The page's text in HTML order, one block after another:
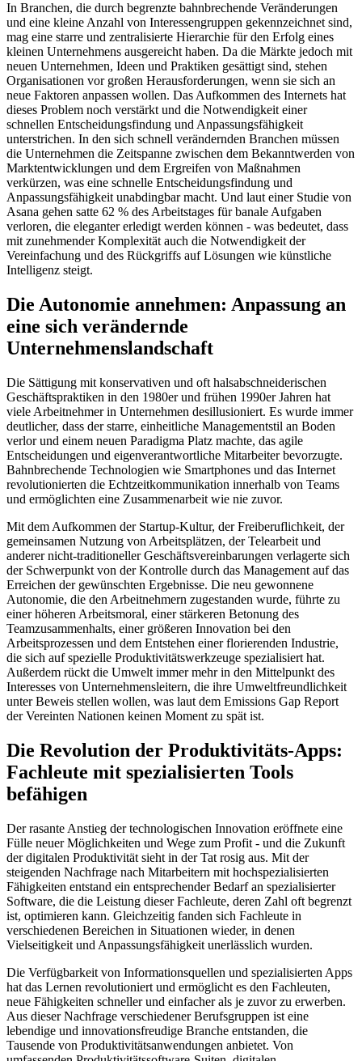
In Branchen, die durch begrenzte bahnbrechende Veränderungen
und eine kleine Anzahl von Interessengruppen gekennzeichnet sind,
mag eine starre und zentralisierte Hierarchie für den Erfolg eines
kleinen Unternehmens ausgereicht haben. Da die Märkte jedoch mit
neuen Unternehmen, Ideen und Praktiken gesättigt sind, stehen
Organisationen vor großen Herausforderungen, wenn sie sich an
neue Faktoren anpassen wollen. Das Aufkommen des Internets hat
dieses Problem noch verstärkt und die Notwendigkeit einer
schnellen Entscheidungsfindung und Anpassungsfähigkeit
unterstrichen. In den sich schnell verändernden Branchen müssen
die Unternehmen die Zeitspanne zwischen dem Bekanntwerden von
Marktentwicklungen und dem Ergreifen von Maßnahmen
verkürzen, was eine schnelle Entscheidungsfindung und
Anpassungsfähigkeit unabdingbar macht. Und laut einer Studie von
Asana gehen satte 62 % des Arbeitstages für banale Aufgaben
verloren, die eleganter erledigt werden können - was bedeutet, dass
mit zunehmender Komplexität auch die Notwendigkeit der
Vereinfachung und des Rückgriffs auf Lösungen wie künstliche
Intelligenz steigt.
Die Autonomie annehmen: Anpassung an
eine sich verändernde
Unternehmenslandschaft
Die Sättigung mit konservativen und oft halsabschneiderischen
Geschäftspraktiken in den 1980er und frühen 1990er Jahren hat
viele Arbeitnehmer in Unternehmen desillusioniert. Es wurde immer
deutlicher, dass der starre, einheitliche Managementstil an Boden
verlor und einem neuen Paradigma Platz machte, das agile
Entscheidungen und eigenverantwortliche Mitarbeiter bevorzugte.
Bahnbrechende Technologien wie Smartphones und das Internet
revolutionierten die Echtzeitkommunikation innerhalb von Teams
und ermöglichten eine Zusammenarbeit wie nie zuvor.
Mit dem Aufkommen der Startup-Kultur, der Freiberuflichkeit, der
gemeinsamen Nutzung von Arbeitsplätzen, der Telearbeit und
anderer nicht-traditioneller Geschäftsvereinbarungen verlagerte sich
der Schwerpunkt von der Kontrolle durch das Management auf das
Erreichen der gewünschten Ergebnisse. Die neu gewonnene
Autonomie, die den Arbeitnehmern zugestanden wurde, führte zu
einer höheren Arbeitsmoral, einer stärkeren Betonung des
Teamzusammenhalts, einer größeren Innovation bei den
Arbeitsprozessen und dem Entstehen einer florierenden Industrie,
die sich auf spezielle Produktivitätswerkzeuge spezialisiert hat.
Außerdem rückt die Umwelt immer mehr in den Mittelpunkt des
Interesses von Unternehmensleitern, die ihre Umweltfreundlichkeit
unter Beweis stellen wollen, was laut dem Emissions Gap Report
der Vereinten Nationen keinen Moment zu spät ist.
Die Revolution der Produktivitäts-Apps:
Fachleute mit spezialisierten Tools
befähigen
Der rasante Anstieg der technologischen Innovation eröffnete eine
Fülle neuer Möglichkeiten und Wege zum Profit - und die Zukunft
der digitalen Produktivität sieht in der Tat rosig aus. Mit der
steigenden Nachfrage nach Mitarbeitern mit hochspezialisierten
Fähigkeiten entstand ein entsprechender Bedarf an spezialisierter
Software, die die Leistung dieser Fachleute, deren Zahl oft begrenzt
ist, optimieren kann. Gleichzeitig fanden sich Fachleute in
verschiedenen Bereichen in Situationen wieder, in denen
Vielseitigkeit und Anpassungsfähigkeit unerlässlich wurden.
Die Verfügbarkeit von Informationsquellen und spezialisierten Apps
hat das Lernen revolutioniert und ermöglicht es den Fachleuten,
neue Fähigkeiten schneller und einfacher als je zuvor zu erwerben.
Aus dieser Nachfrage verschiedener Berufsgruppen ist eine
lebendige und innovationsfreudige Branche entstanden, die
Tausende von Produktivitätsanwendungen anbietet. Von